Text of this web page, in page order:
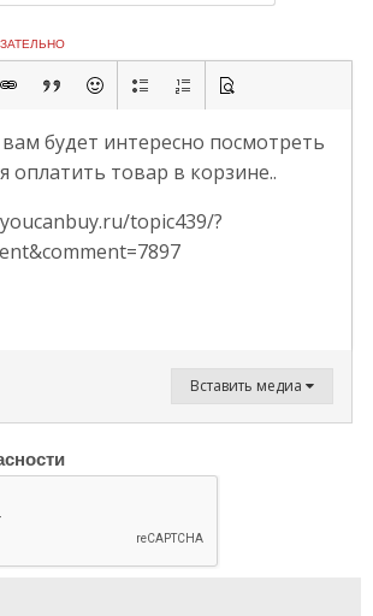
будет интересно посмотреть
оплатить товар в корзине..
topic439/?
Вставить медиа